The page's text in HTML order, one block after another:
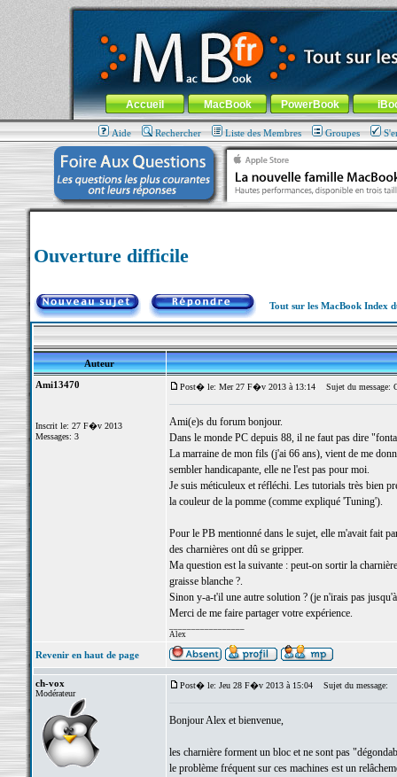
MacBook-fr.com : 100% Apple... 100% nomade !
Aller au contenu-Aller au menu général-Aller au menu de
Menu général
Accueil MacBook PowerBook
Aide Rechercher Liste des Membres Groupes
Ouverture difficile
Tout sur les MacBook Index
Auteur
Ami13470
Inscrit le: 27 F�v 2013
Messages: 3
Post� le: Mer 27 F�v 2013 à 13:14 Sujet du message:
Ami(e)s du forum bonjour.
Dans le monde PC depuis 88, il ne faut pas dire
La marraine de mon fils (j'ai 66 ans), vient de me
sembler handicapante, elle ne l'est pas pour moi.
Je suis méticuleux et réfléchi. Les tutorials très bien
la couleur de la pomme (comme expliqué 'Tuning').
Pour le PB mentionné dans le sujet, elle m'avait fait
des charnières ont dû se gripper.
Ma question est la suivante : peut-on sortir la
graisse blanche ?.
Sinon y-a-t'il une autre solution ? (je n'irais pas
Merci de me faire partager votre expérience.
Alex
Revenir en haut de page
ch-vox
Modérateur
Post� le: Jeu 28 F�v 2013 à 15:04 Sujet du message:
Bonjour Alex et bienvenue,
les charnière forment un bloc et ne sont pas
le problème fréquent sur ces machines est un